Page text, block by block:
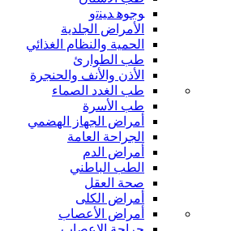
ﻮﺟﻮﻫ ﺪﻴﻨﺗﻭ
الأمراض الجلدية
الحمية والنظام الغذائي
طب الطوارئ
الأذن والأنف والحنجرة
طب الغدد الصماء
طب الأسرة
أمراض الجهاز الهضمي
الجراحة العامة
أمراض الدم
الطب الباطني
صحة العقل
أمراض الكلى
أمراض الأعصاب